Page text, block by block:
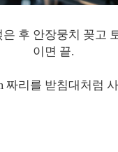
은 후 안장뭉치 꽂고
이면 끝.
짜리를 받침대처럼